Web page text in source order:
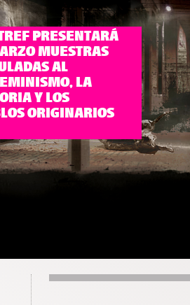
PRESENTARÁ
MUESTRAS
AL
LA
Y LOS
ORIGINARIOS